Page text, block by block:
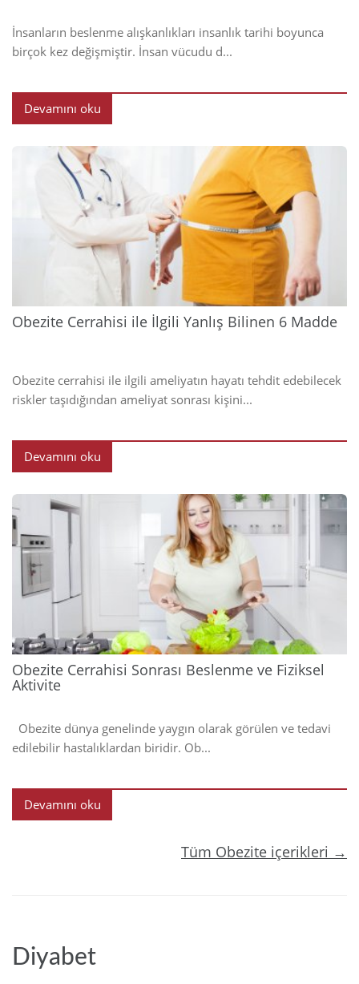
İnsanların beslenme alışkanlıkları insanlık tarihi boyunca
birçok kez değişmiştir. İnsan vücudu d...
Devamını oku
Obezite Cerrahisi ile İlgili Yanlış Bilinen 6 Madde
Obezite cerrahisi ile ilgili ameliyatın hayatı tehdit edebilecek
riskler taşıdığından ameliyat sonrası kişini...
Devamını oku
2023
Obezite Cerrahisi Sonrası Beslenme ve Fiziksel
Aktivite
Obezite dünya genelinde yaygın olarak görülen ve tedavi
edilebilir hastalıklardan biridir. Ob...
Devamını oku
Tüm Obezite içerikleri →
Diyabet